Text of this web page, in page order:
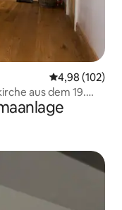
4,98 (102)
aus dem 19.